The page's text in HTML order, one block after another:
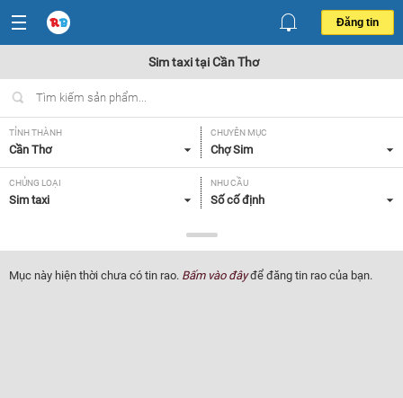
Đăng tin
Sim taxi tại Cần Thơ
TỈNH THÀNH
Cần Thơ
CHUYÊN MỤC
Chợ Sim
CHỦNG LOẠI
Sim taxi
NHU CẦU
Số cố định
Tất cả
Mục này hiện thời chưa có tin rao. Bấm vào đâyđể đăng tin rao của bạn.